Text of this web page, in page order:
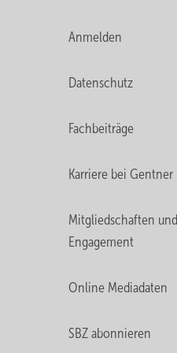
Anmelden
Datenschutz
Fachbeiträge
Karriere bei Gentner
Mitgliedschaften und
Engagement
Online Mediadaten
SBZ abonnieren